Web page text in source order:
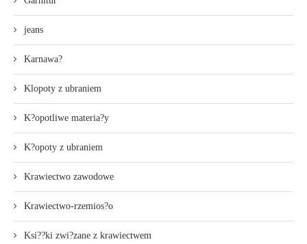
jeans
Karnawa?
Klopoty z ubraniem
K?opotliwe materia?y
K?opoty z ubraniem
Krawiectwo zawodowe
Krawiectwo-rzemios?o
Ksi??ki zwi?zane z krawiectwem